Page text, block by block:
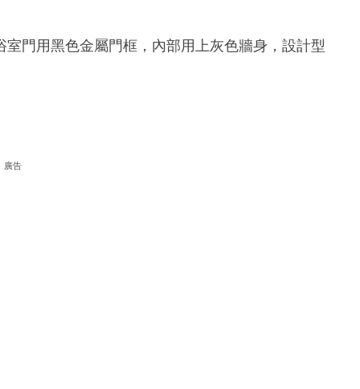
門用黑色金屬門框，內部用上灰色牆身，設計型
廣告